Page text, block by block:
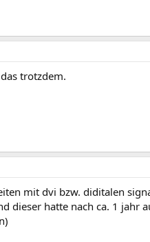
trotzdem.
mit dvi bzw. diditalen
dieser hatte nach ca. 1 jahr